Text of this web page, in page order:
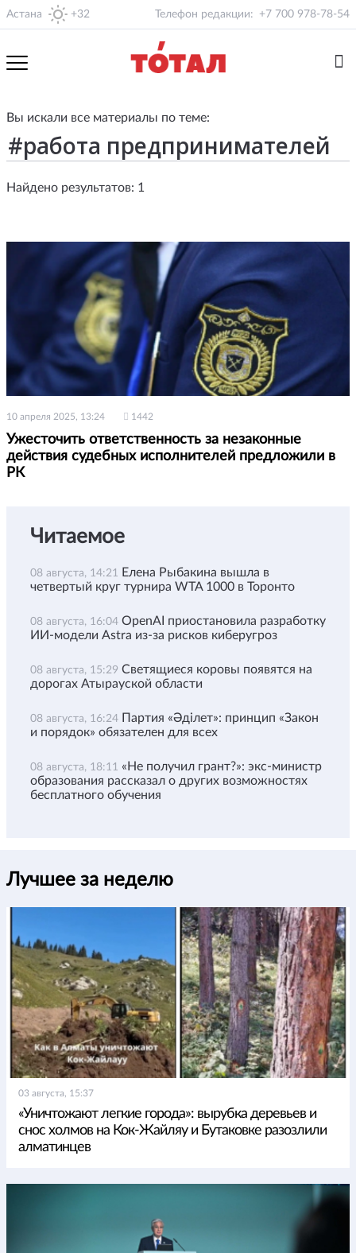
Астана +32 Телефон редакции: +7 700 978-78-54
Вы искали все материалы по теме:
Найдено результатов: 1
10 апреля 2025, 13:24 1442
Ужесточить ответственность за незаконные
действия судебных исполнителей предложили в
РК
Читаемое
08 августа, 14:21 Елена Рыбакина вышла в
четвертый круг турнира WTA 1000 в Торонто
08 августа, 16:04 OpenAI приостановила разработку
ИИ-модели Astra из-за рисков киберугроз
08 августа, 15:29 Светящиеся коровы появятся на
дорогах Атырауской области
08 августа, 16:24 Партия «Әділет»: принцип «Закон
и порядок» обязателен для всех
08 августа, 18:11 «Не получил грант?»: экс-министр
образования рассказал о других возможностях
бесплатного обучения
Лучшее за неделю
03 августа, 15:37
«Уничтожают легкие города»: вырубка деревьев и
снос холмов на Кок-Жайляу и Бутаковке разозлили
алматинцев